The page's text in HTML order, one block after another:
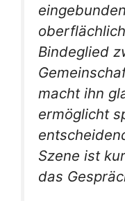
Bindeglied
macht ihn
ermöglicht
Szene ist
das